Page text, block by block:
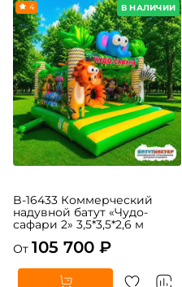
В НАЛИЧИИ
4
B-16433 Коммерческий
надувной батут «Чудо-
сафари 2» 3,5*3,5*2,6 м
От